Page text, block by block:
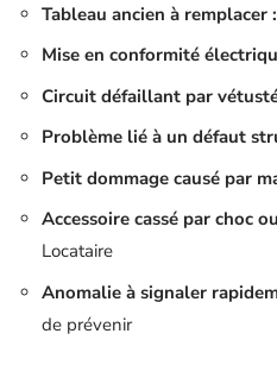
Tableau ancien à remplacer :
Mise en conformité
Circuit défaillant par
Problème lié à un défaut
Petit dommage causé par
Accessoire cassé par choc
Locataire
Anomalie à signaler
de prévenir